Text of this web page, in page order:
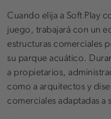
Cuando elija a Soft Play
juego, trabajará con un
estructuras comerciales
su parque acuático.
a propietarios,
como a arquitectos y
comerciales adaptadas a